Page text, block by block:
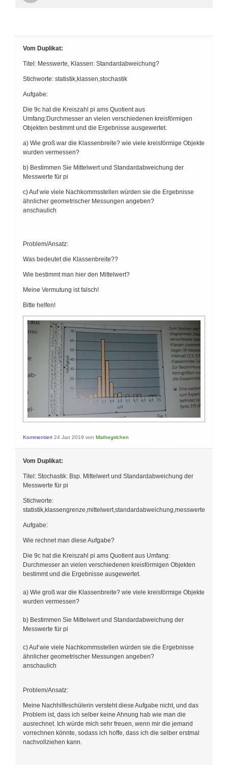
Vom Duplikat:
Titel: Messwerte, Klassen: Standardabweichung?
Stichworte: statistik,klassen,stochastik
Aufgabe:
Die 9c hat die Kreiszahl pi ams Quotient aus
Umfang:Durchmesser an vielen verschiedenen kreisförmigen
Objekten bestimmt und die Ergebnisse ausgewertet.
a) Wie groß war die Klassenbreite? wie viele kreisförmige Objekte
wurden vermessen?
b) Bestimmen Sie Mittelwert und Standardabweichung der
Messwerte für pi
c) Auf wie viele Nachkommsstellen würden sie die Ergebnisse
ähnlicher geometrischer Messungen angeben?
anschaulich
Problem/Ansatz:
Was bedeutet die Klassenbreite??
Wie bestimmt man hier den Mittelwert?
Meine Vermutung ist falsch!
Bitte helfen!
Kommentiert 24 Jan 2019 von Mathegirlchen
Vom Duplikat:
Titel: Stochastik: Bsp. Mittelwert und Standardabweichung der
Messwerte für pi
Stichworte:
statistik,klassengrenze,mittelwert,standardabweichung,messwerte
Aufgabe:
Wie rechnet man diese Aufgabe?
Die 9c hat die Kreiszahl pi ams Quotient aus Umfang:
Durchmesser an vielen verschiedenen kreisförmigen Objekten
bestimmt und die Ergebnisse ausgewertet.
a) Wie groß war die Klassenbreite? wie viele kreisförmige Objekte
wurden vermessen?
b) Bestimmen Sie Mittelwert und Standardabweichung der
Messwerte für pi
c) Auf wie viele Nachkommsstellen würden sie die Ergebnisse
ähnlicher geometrischer Messungen angeben?
anschaulich
Problem/Ansatz:
Meine Nachhilfeschülerin versteht diese Aufgabe nicht, und das
Problem ist, dass ich selber keine Ahnung hab wie man die
ausrechnet. Ich würde mich sehr freuen, wenn mir die jemand
vorrechnen könnte, sodass ich hoffe, dass ich die selber erstmal
nachvollziehen kann.